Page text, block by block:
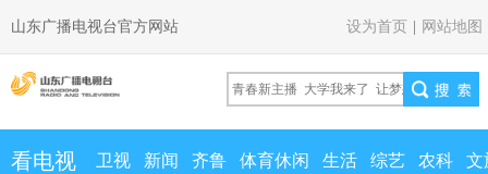
山东广播电视台官方网站 设为首页 网站地图
看电视 卫视 新闻 齐鲁 体育休闲 生活 综艺 农科 文